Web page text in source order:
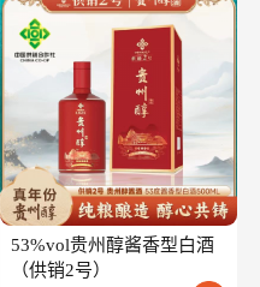
53%vol贵州醇酱香型白酒
（供销2号）